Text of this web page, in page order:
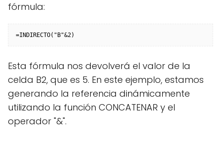
fórmula:
Esta fórmula nos devolverá el valor de la
celda B2, que es 5. En este ejemplo, estamos
generando la referencia dinámicamente
utilizando la función CONCATENAR y el
operador "&".